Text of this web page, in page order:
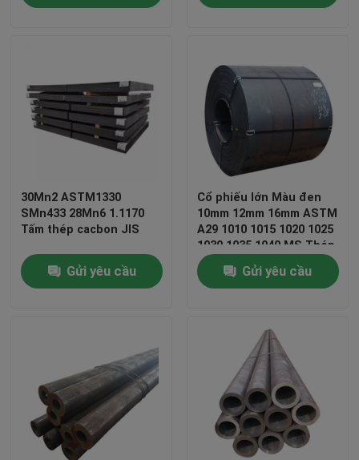
30Mn2 ASTM1330
SMn433 28Mn6 1.1170
Tấm thép cacbon JIS
Gửi yêu cầu
Cổ phiếu lớn Màu đen
10mm 12mm 16mm ASTM
A29 1010 1015 1020 1025
1030 1035 1040 MS Thép
cuộn cacbon
Gửi yêu cầu